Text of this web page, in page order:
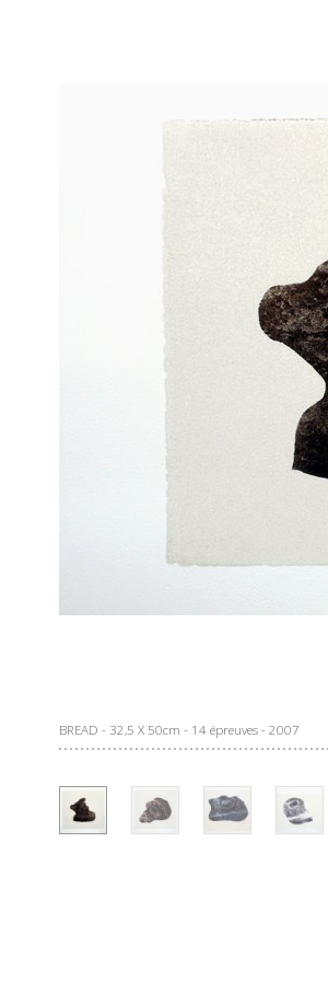
BREAD - 32,5 X 50cm - 14 épreuves - 2007